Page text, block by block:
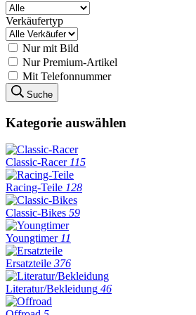
Verkäufertyp
Nur mit Bild
Nur Premium-Artikel
Mit Telefonnummer
Suche
Kategorie auswählen
Classic-Racer 115
Racing-Teile 128
Classic-Bikes 59
Youngtimer 11
Ersatzteile 376
Literatur/Bekleidung 46